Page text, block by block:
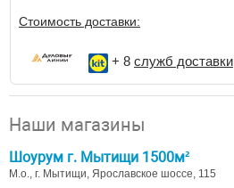
Стоимость доставки:
+ 8 служб доставки
Наши магазины
Шоурум г. Мытищи 1500м²
М.о., г. Мытищи, Ярославское шоссе, 115